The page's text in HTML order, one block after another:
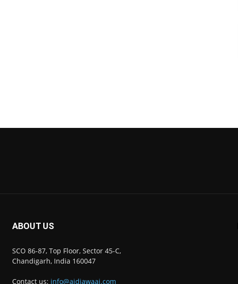
ABOUT US
SCO 86-87, Top Floor, Sector 45-C,
Chandigarh, India 160047
Contact us: info@ajdiawaaj.com